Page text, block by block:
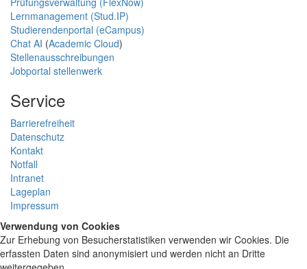
Lernmanagement (Stud.IP)
Studierendenportal (eCampus)
Chat AI (Academic Cloud)
Stellenausschreibungen
Jobportal stellenwerk
Service
Barrierefreiheit
Datenschutz
Kontakt
Notfall
Intranet
Lageplan
Impressum
Verwendung von Cookies
Zur Erhebung von Besucherstatistiken verwenden wir Cookies. Die
erfassten Daten sind anonymisiert und werden nicht an Dritte